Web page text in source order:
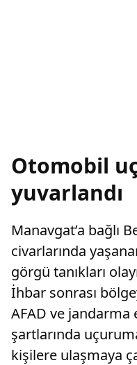
Otomobil
yuvarlandı
Manavgat’a bağlı
civarlarında
görgü tanıkları
İhbar sonrası
AFAD ve
şartlarında
kişilere ulaşmaya